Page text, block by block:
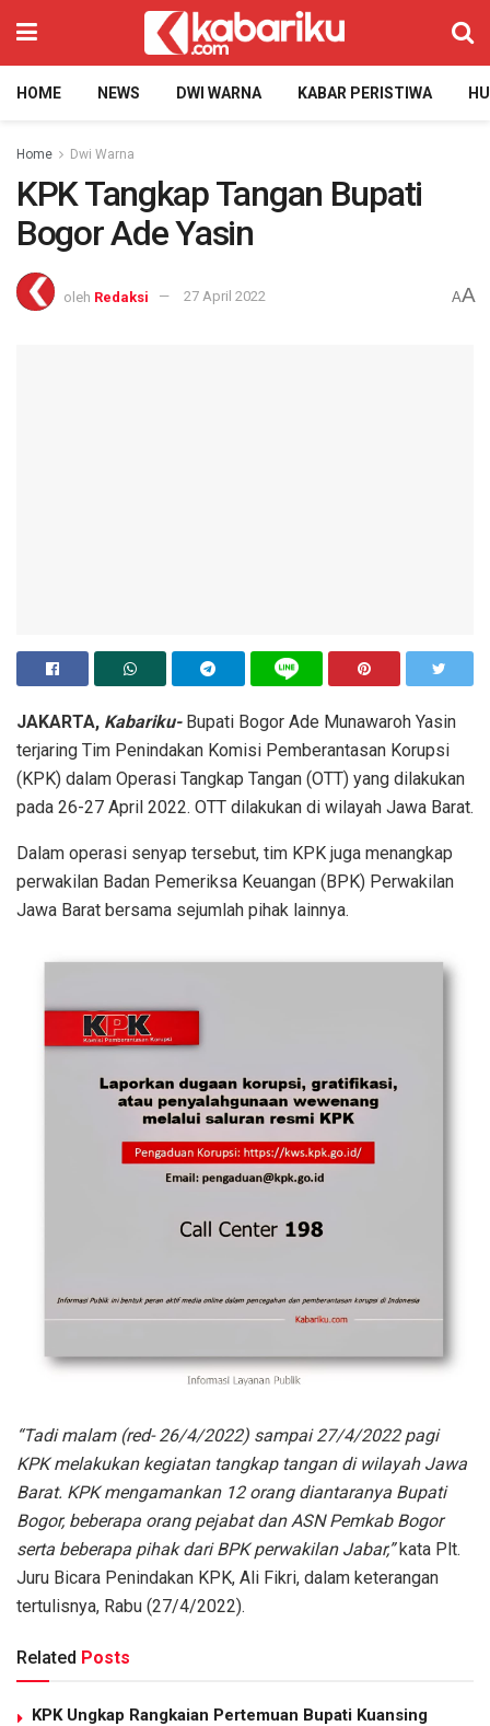
HOME NEWS DWI WARNA KABAR PERISTIWA
Home Dwi Warna
KPK Tangkap Tangan Bupati
Bogor Ade Yasin
oleh Redaksi 27 April 2022 AA
JAKARTA, Kabariku-Bupati Bogor Ade Munawaroh Yasin
terjaring Tim Penindakan Komisi Pemberantasan Korupsi
(KPK) dalam Operasi Tangkap Tangan (OTT) yang dilakukan
pada 26-27 April 2022. OTT dilakukan di wilayah Jawa Barat.
Dalam operasi senyap tersebut, tim KPK juga menangkap
perwakilan Badan Pemeriksa Keuangan (BPK) Perwakilan
Jawa Barat bersama sejumlah pihak lainnya.
“Tadi malam (red- 26/4/2022) sampai 27/4/2022 pagi
KPK melakukan kegiatan tangkap tangan di wilayah Jawa
Barat. KPK mengamankan 12 orang diantaranya Bupati
Bogor, beberapa orang pejabat dan ASN Pemkab Bogor
serta beberapa pihak dari BPK perwakilan Jabar,”kata Plt.
Juru Bicara Penindakan KPK, Ali Fikri, dalam keterangan
tertulisnya, Rabu (27/4/2022).
Related Posts
KPK Ungkap Rangkaian Pertemuan Bupati Kuansing